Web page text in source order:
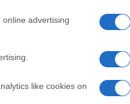
advertising
like cookies on
sia di
e un
fanno
la